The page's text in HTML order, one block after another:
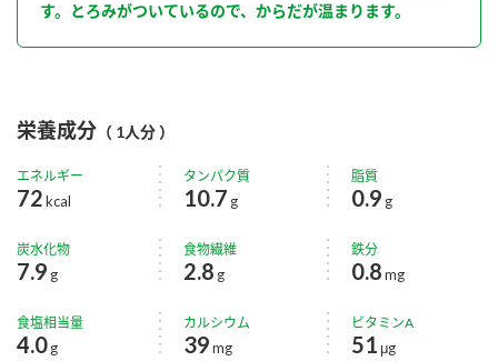
す。とろみがついているので、からだが温まります。
栄養成分 （ 1人分 ）
エネルギー
72kcal
タンパク質
10.7 g
脂質
0.9 g
炭水化物
7.9 g
食物繊維
2.8 g
鉄分
0.8mg
食塩相当量
4.0g
カルシウム
39 mg
ビタミンA
51μg